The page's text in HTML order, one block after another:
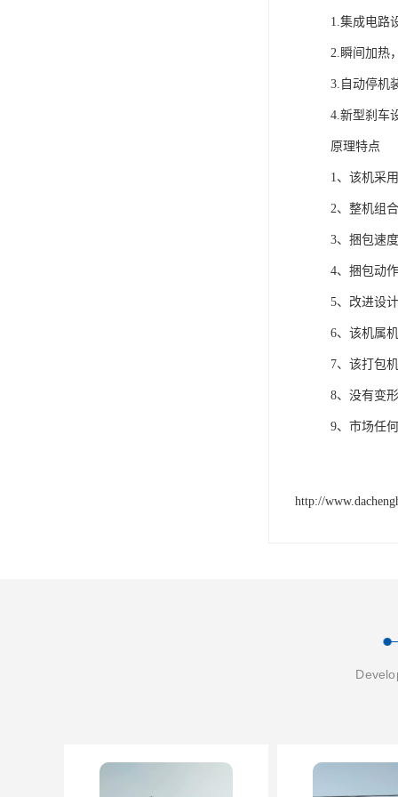
1.集成电路
2.瞬间加热
3.自动停机
4.新型刹车
原理特点
1、该机采
2、整机组
3、捆包速
4、捆包动
5、改进设
6、该机属
7、该打包
8、没有变
9、市场任
http://